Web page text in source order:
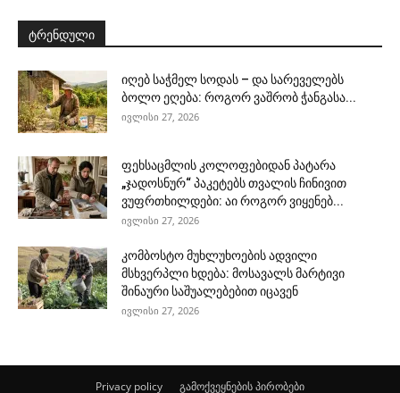
ტრენდული
იღებ საჭმელ სოდას – და სარეველებს
ბოლო ეღება: როგორ ვაშრობ ჭანგასა...
ივლისი 27, 2026
ფეხსაცმლის კოლოფებიდან პატარა
„ჯადოსნურ“ პაკეტებს თვალის ჩინივით
ვუფრთხილდები: აი როგორ ვიყენებ...
ივლისი 27, 2026
კომბოსტო მუხლუხოების ადვილი
მსხვერპლი ხდება: მოსავალს მარტივი
შინაური საშუალებებით იცავენ
ივლისი 27, 2026
Privacy policy გამოქვეყნების პირობები